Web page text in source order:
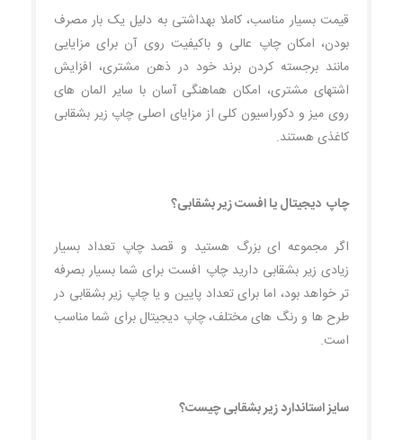
قیمت بسیار مناسب، کاملا بهداشتی به دلیل یک بار مصرف
بودن، امکان چاپ عالی و باکیفیت روی آن برای مزایایی
مانند برجسته کردن برند خود در ذهن مشتری، افزایش
اشتهای مشتری، امکان هماهنگی آسان با سایر المان های
روی میز و دکوراسیون کلی از مزایای اصلی چاپ زیر بشقابی
کاغذی هستند.
چاپ دیجیتال یا افست زیر بشقابی؟
اگر مجموعه ای بزرگ هستید و قصد چاپ تعداد بسیار
زیادی زیر بشقابی دارید چاپ افست برای شما بسیار بصرفه
تر خواهد بود، اما برای تعداد پایین و یا چاپ زیر بشقابی در
طرح ها و رنگ های مختلف، چاپ دیجیتال برای شما مناسب
است.
سایز استاندارد زیر بشقابی چیست؟